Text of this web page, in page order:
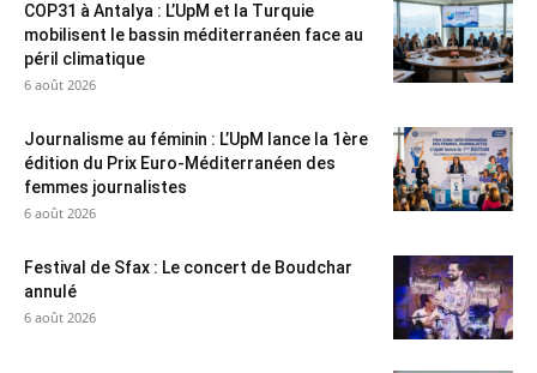
COP31 à Antalya : L’UpM et la Turquie
mobilisent le bassin méditerranéen face au
péril climatique
6 août 2026
Journalisme au féminin : L’UpM lance la 1ère
édition du Prix Euro-Méditerranéen des
femmes journalistes
6 août 2026
Festival de Sfax : Le concert de Boudchar
annulé
6 août 2026